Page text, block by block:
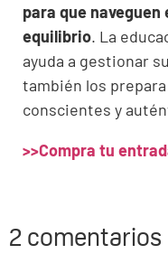
para que
equilibrio. La
ayuda a gestionar
también los
conscientes y
>>Compra tu
2 comentarios